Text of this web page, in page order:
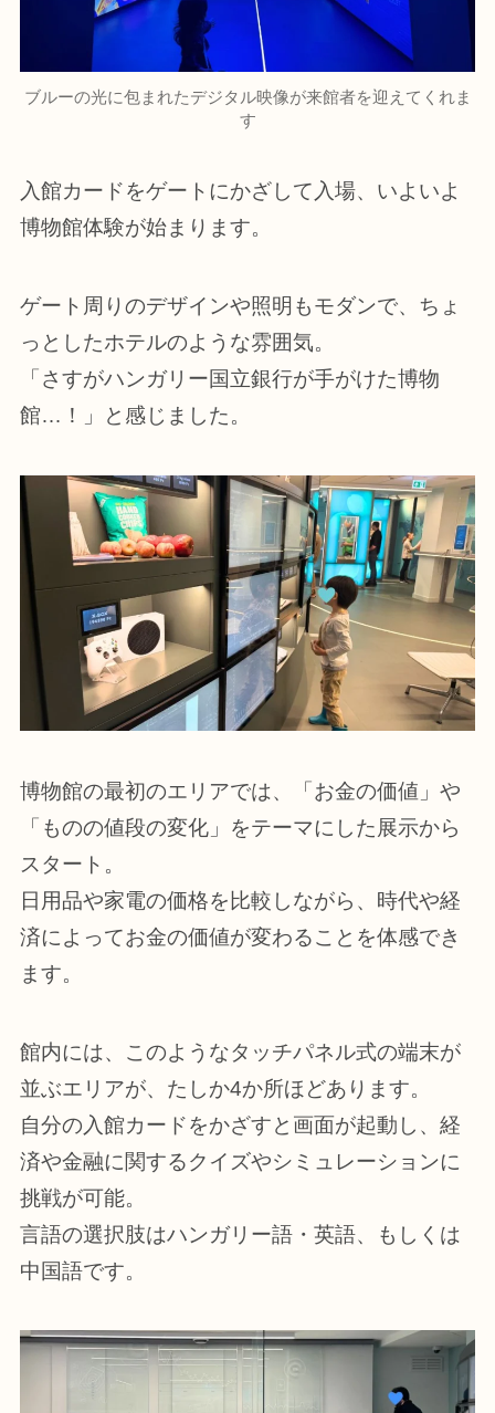
ブルーの光に包まれたデジタル映像が来館者を迎えてくれま
す
入館カードをゲートにかざして入場、いよいよ
博物館体験が始まります。
ゲート周りのデザインや照明もモダンで、ちょ
っとしたホテルのような雰囲気。
「さすがハンガリー国立銀行が手がけた博物
館…！」と感じました。
博物館の最初のエリアでは、「お金の価値」や
「ものの値段の変化」をテーマにした展示から
スタート。
日用品や家電の価格を比較しながら、時代や経
済によってお金の価値が変わることを体感でき
ます。
館内には、このようなタッチパネル式の端末が
並ぶエリアが、たしか4か所ほどあります。
自分の入館カードをかざすと画面が起動し、経
済や金融に関するクイズやシミュレーションに
挑戦が可能。
言語の選択肢はハンガリー語・英語、もしくは
中国語です。